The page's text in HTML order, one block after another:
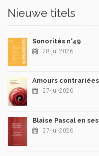
Nieuwe titels
Sonorités n°49
28-jul-2026
Amours contrariées
27-jul-2026
Blaise Pascal en
27-jul-2026